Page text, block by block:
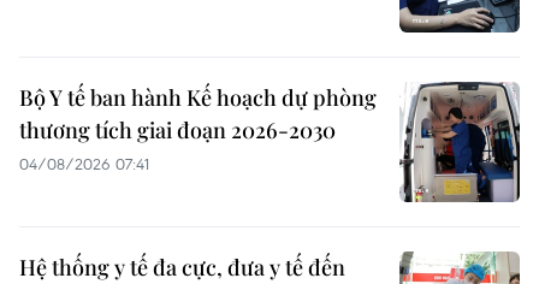
Bộ Y tế ban hành Kế hoạch dự phòng
thương tích giai đoạn 2026-2030
04/08/2026 07:41
Hệ thống y tế đa cực, đưa y tế đến